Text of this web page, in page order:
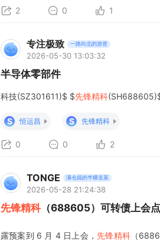
2 0 1
专注极致 一路向北的游资
2026-05-30 13:03:32
半导体零部件
科技(SZ301611)$ $先锋精科
S 恒运昌 S 先锋精科
0 0 2
TONGE 满仓搞的半棵韭菜
2026-05-28 21:24:38
先锋精科（688605）可转债上会
露预案到 6 月 4 日上会， 先锋精科 （